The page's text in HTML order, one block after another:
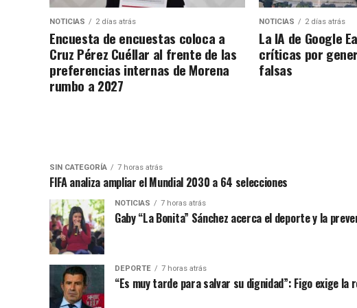
NOTICIAS 2 días atrás
Encuesta de encuestas coloca a
Cruz Pérez Cuéllar al frente de las
preferencias internas de Morena
rumbo a 2027
NOTICIAS 2 días atrás
La IA de Google
críticas por
falsas
SIN CATEGORÍA 7 horas atrás
FIFA analiza ampliar el Mundial 2030 a 64 selecciones
NOTICIAS 7 horas atrás
Gaby “La Bonita” Sánchez acerca el deporte y la
DEPORTE 7 horas atrás
“Es muy tarde para salvar su dignidad”: Figo exige la